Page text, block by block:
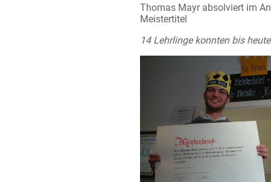
Thomas Mayr absolviert im
Meistertitel
14 Lehrlinge konnten bis